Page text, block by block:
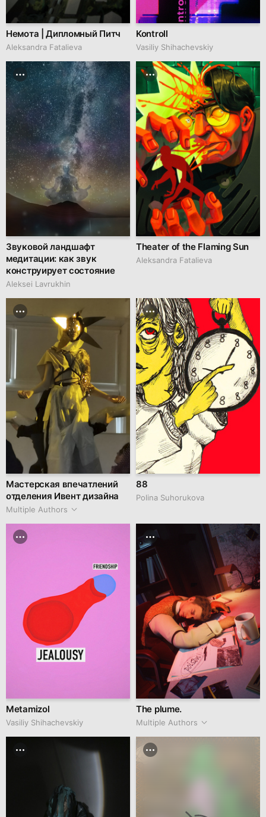
Немота | Дипломный Питч
Aleksandra Fatalieva
Kontroll
Vasiliy Shihachevskiy
Звуковой ландшафт
медитации: как звук
конструирует состояние
Aleksei Lavrukhin
Theater of the Flaming Sun
Aleksandra Fatalieva
Мастерская впечатлений
отделения Ивент дизайна
Multiple Authors
88
Polina Suhorukova
Metamizol
Vasiliy Shihachevskiy
The plume.
Multiple Authors